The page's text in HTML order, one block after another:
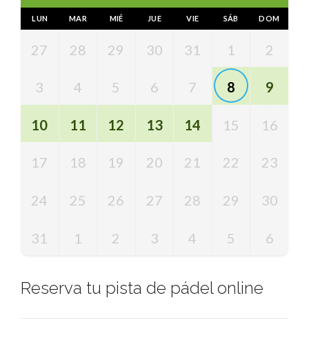
LUN MAR MIÉ JUE VIE SÁB DOM
27 28 29 30 31 1 2
3 4 5 6 7 8 9
10 11 12 13 14 15 16
17 18 19 20 21 22 23
24 25 26 27 28 29 30
31 1 2 3 4 5 6
Reserva tu pista de pádel online